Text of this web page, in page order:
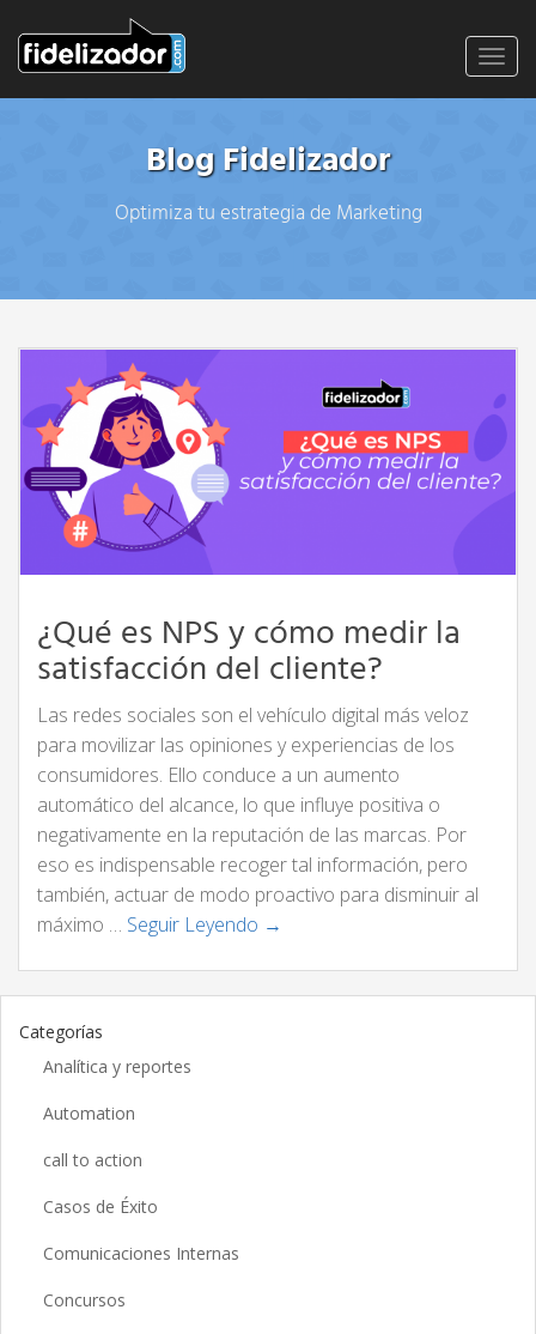
Blog Fidelizador
Optimiza tu estrategia de Marketing
¿Qué es NPS y cómo medir la
satisfacción del cliente?
Las redes sociales son el vehículo digital más veloz
para movilizar las opiniones y experiencias de los
consumidores. Ello conduce a un aumento
automático del alcance, lo que influye positiva o
negativamente en la reputación de las marcas. Por
eso es indispensable recoger tal información, pero
también, actuar de modo proactivo para disminuir al
máximo … Seguir Leyendo →
Categorías
Analítica y reportes
Automation
call to action
Casos de Éxito
Comunicaciones Internas
Concursos